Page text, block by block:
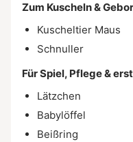
Zum Kuscheln &
Kuscheltier Maus
Schnuller
Für Spiel, Pflege &
Lätzchen
Babylöffel
Beißring